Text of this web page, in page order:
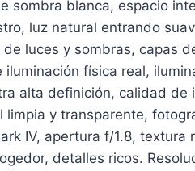
sombra blanca, espacio
luz natural entrando
luces y sombras, capas
física real,
alta definición, calidad de
y transparente,
IV, apertura f/1.8,
detalles ricos.